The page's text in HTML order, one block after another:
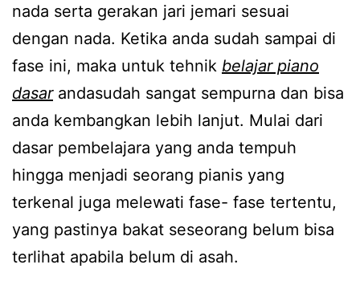
nada serta gerakan jari jemari sesuai
dengan nada. Ketika anda sudah sampai di
fase ini, maka untuk tehnik belajar piano
dasarandasudah sangat sempurna dan bisa
anda kembangkan lebih lanjut. Mulai dari
dasar pembelajara yang anda tempuh
hingga menjadi seorang pianis yang
terkenal juga melewati fase- fase tertentu,
yang pastinya bakat seseorang belum bisa
terlihat apabila belum di asah.